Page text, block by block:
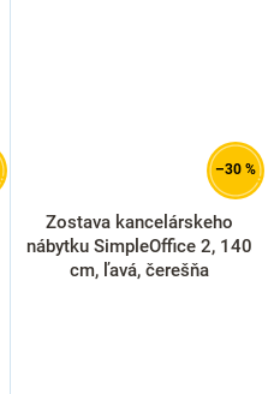
–30 %
Zostava kancelárskeho
nábytku SimpleOffice 2, 140
cm, ľavá, čerešňa